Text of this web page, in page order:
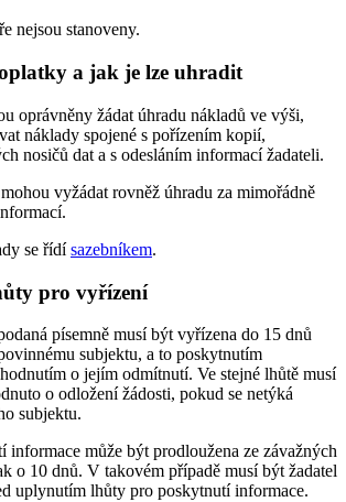
nejsou stanoveny.
a jak je lze uhradit
oprávněny žádat úhradu nákladů ve výši,
náklady spojené s pořízením kopií,
nosičů dat a s odesláním informací žadateli.
vyžádat rovněž úhradu za mimořádně
se řídísazebníkem.
pro vyřízení
písemně musí být vyřízena do 15 dnů
subjektu, a to poskytnutím
o jejím odmítnutí. Ve stejné lhůtě musí
o odložení žádosti, pokud se netýká
subjektu.
informace může být prodloužena ze závažných
o 10 dnů. V takovém případě musí být žadatel
uplynutím lhůty pro poskytnutí informace.